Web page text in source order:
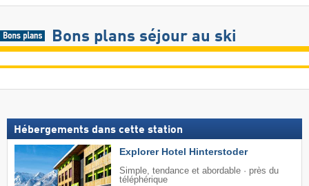
Bons plans séjour au ski
Hébergements dans cette station
Explorer Hotel Hinterstoder
Simple, tendance et abordable · près du
téléphérique